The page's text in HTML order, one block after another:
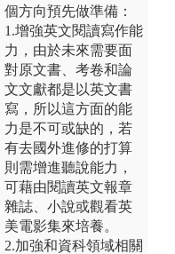
個方向預先做準備：
1.增強英文閱讀寫作能
力，由於未來需要面
對原文書、考卷和論
文文獻都是以英文書
寫，所以這方面的能
力是不可或缺的，若
有去國外進修的打算
則需增進聽說能力，
可藉由閱讀英文報章
雜誌、小說或觀看英
美電影集來培養。
2.加強和資科領域相關